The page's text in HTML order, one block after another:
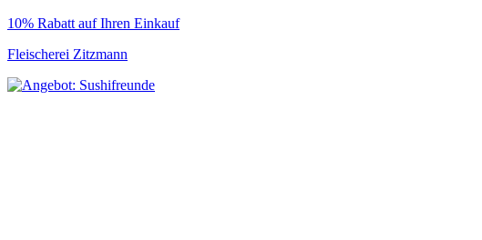
10% Rabatt auf Ihren Einkauf
Fleischerei Zitzmann